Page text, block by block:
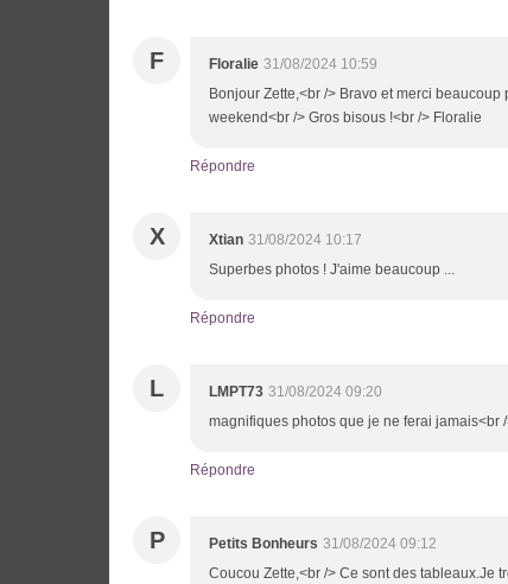
F Floralie 31/08/2024 10:59
Bonjour Zette,<br /> Bravo et merci
weekend<br /> Gros bisous !<br /> Floralie
Répondre
X Xtian 31/08/2024 10:17
Superbes photos ! J'aime beaucoup ...
Répondre
L LMPT73 31/08/2024 09:20
magnifiques photos que je ne ferai jamais<br
Répondre
P Petits Bonheurs 31/08/2024 09:12
Coucou Zette,<br /> Ce sont des tableaux.Je